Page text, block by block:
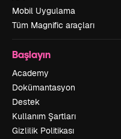
Mobil Uygulama
Tüm Magnific araçları
Başlayın
Academy
Dokümantasyon
Destek
Kullanım Şartları
Gizlilik Politikası